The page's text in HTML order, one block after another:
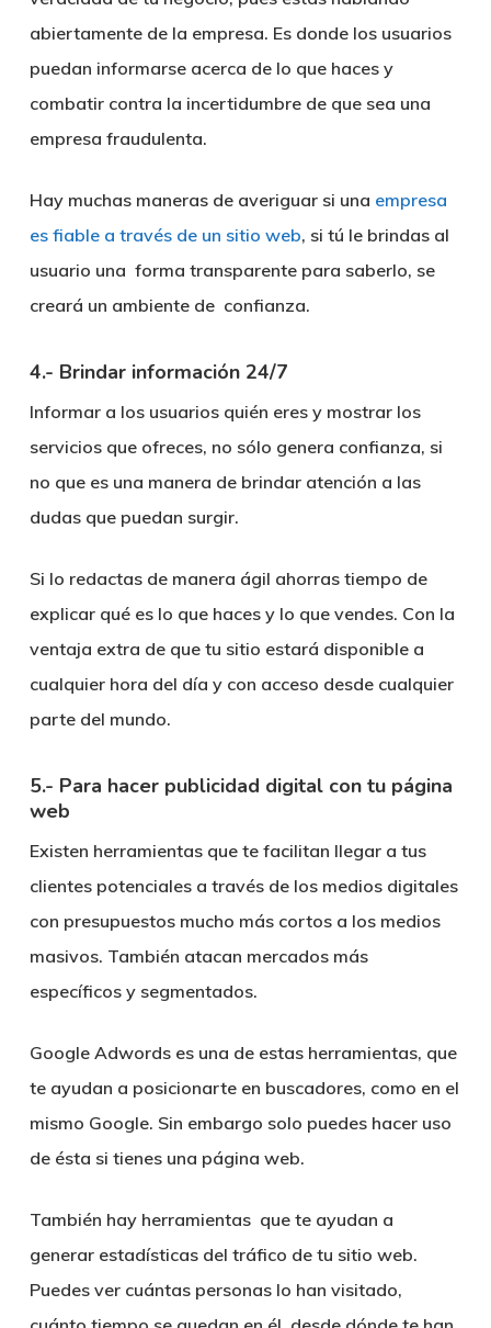
abiertamente de la empresa. Es donde los usuarios
puedan informarse acerca de lo que haces y
combatir contra la incertidumbre de que sea una
empresa fraudulenta.
Hay muchas maneras de averiguar si una empresa
es fiable a través de un sitio web, si tú le brindas al
usuario una forma transparente para saberlo, se
creará un ambiente de confianza.
4.- Brindar información 24/7
Informar a los usuarios quién eres y mostrar los
servicios que ofreces, no sólo genera confianza, si
no que es una manera de brindar atención a las
dudas que puedan surgir.
Si lo redactas de manera ágil ahorras tiempo de
explicar qué es lo que haces y lo que vendes. Con la
ventaja extra de que tu sitio estará disponible a
cualquier hora del día y con acceso desde cualquier
parte del mundo.
5.- Para hacer publicidad digital con tu página
web
Existen herramientas que te facilitan llegar a tus
clientes potenciales a través de los medios digitales
con presupuestos mucho más cortos a los medios
masivos. También atacan mercados más
específicos y segmentados.
Google Adwords es una de estas herramientas, que
te ayudan a posicionarte en buscadores, como en el
mismo Google. Sin embargo solo puedes hacer uso
de ésta si tienes una página web.
También hay herramientas que te ayudan a
generar estadísticas del tráfico de tu sitio web.
Puedes ver cuántas personas lo han visitado,